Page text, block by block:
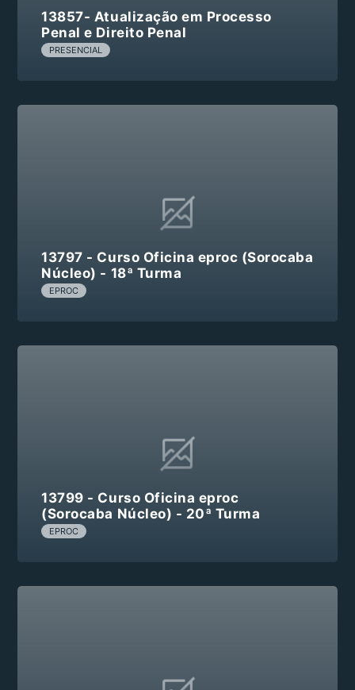
13857- Atualização em Processo
Penal e Direito Penal
PRESENCIAL
13797 - Curso Oficina eproc (Sorocaba
Núcleo) - 18ª Turma
EPROC
13799 - Curso Oficina eproc
(Sorocaba Núcleo) - 20ª Turma
EPROC